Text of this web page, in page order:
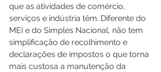
que as atividades de comércio,
serviços e indústria têm. Diferente do
MEI e do Simples Nacional, não tem
simplificação de recolhimento e
declarações de impostos o que torna
mais custosa a manutenção da